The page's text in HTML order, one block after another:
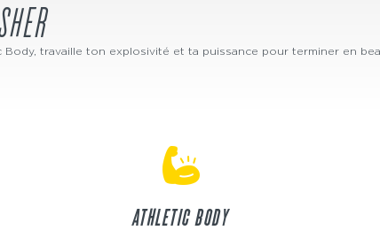
Body, travaille ton explosivité et ta puissance pour terminer en
ATHLETIC BODY